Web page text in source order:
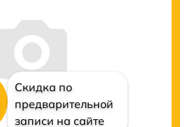
Скидка по
предварительной
записи на сайте